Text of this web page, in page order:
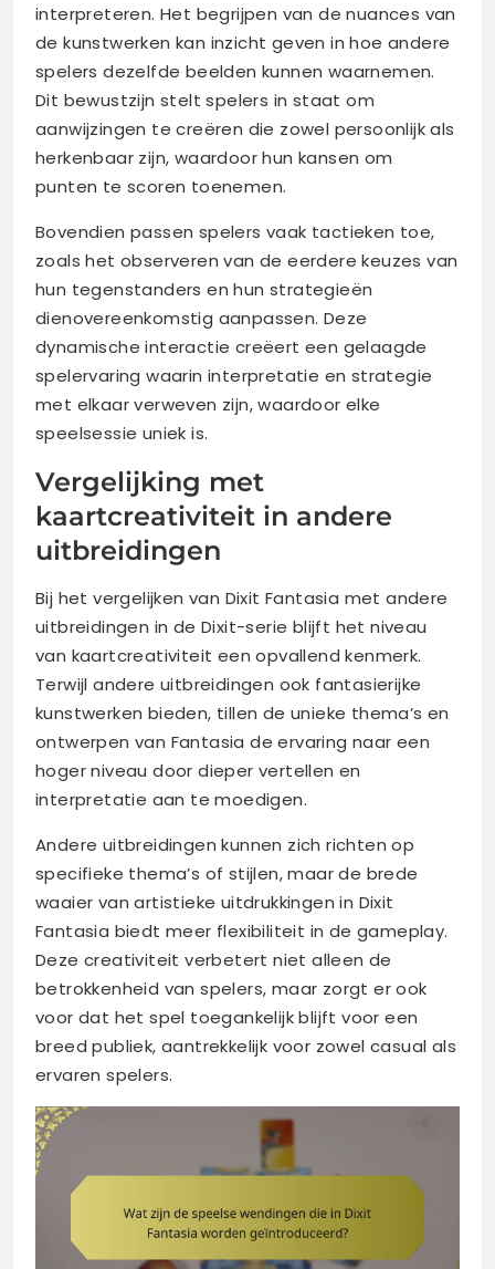
interpreteren. Het begrijpen van de nuances van
de kunstwerken kan inzicht geven in hoe andere
spelers dezelfde beelden kunnen waarnemen.
Dit bewustzijn stelt spelers in staat om
aanwijzingen te creëren die zowel persoonlijk als
herkenbaar zijn, waardoor hun kansen om
punten te scoren toenemen.
Bovendien passen spelers vaak tactieken toe,
zoals het observeren van de eerdere keuzes van
hun tegenstanders en hun strategieën
dienovereenkomstig aanpassen. Deze
dynamische interactie creëert een gelaagde
spelervaring waarin interpretatie en strategie
met elkaar verweven zijn, waardoor elke
speelsessie uniek is.
Vergelijking met
kaartcreativiteit in andere
uitbreidingen
Bij het vergelijken van Dixit Fantasia met andere
uitbreidingen in de Dixit-serie blijft het niveau
van kaartcreativiteit een opvallend kenmerk.
Terwijl andere uitbreidingen ook fantasierijke
kunstwerken bieden, tillen de unieke thema’s en
ontwerpen van Fantasia de ervaring naar een
hoger niveau door dieper vertellen en
interpretatie aan te moedigen.
Andere uitbreidingen kunnen zich richten op
specifieke thema’s of stijlen, maar de brede
waaier van artistieke uitdrukkingen in Dixit
Fantasia biedt meer flexibiliteit in de gameplay.
Deze creativiteit verbetert niet alleen de
betrokkenheid van spelers, maar zorgt er ook
voor dat het spel toegankelijk blijft voor een
breed publiek, aantrekkelijk voor zowel casual als
ervaren spelers.